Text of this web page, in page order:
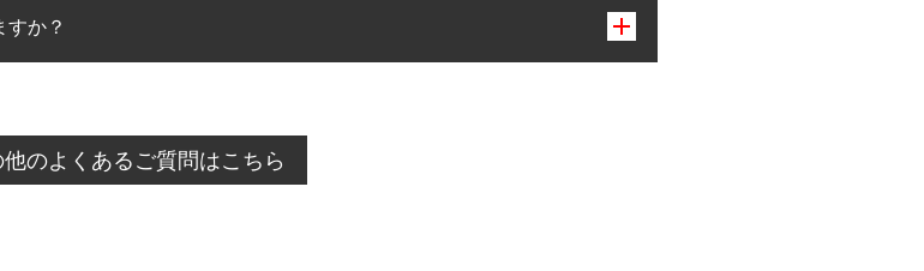
か？
ャンセルをご希望の際は、直接ご予約いただいた店舗へご連絡くださ
他のよくあるご質問はこちら